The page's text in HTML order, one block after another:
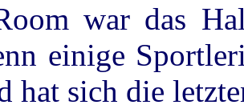
war das
einige
hat sich die